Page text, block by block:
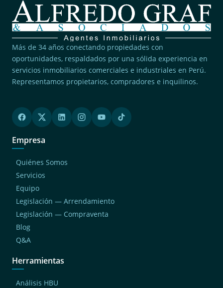
Más de 34 años conectando propiedades con
oportunidades, respaldados por una sólida experiencia en
servicios inmobiliarios comerciales e industriales en Perú.
Representamos propietarios, compradores e inquilinos.
Empresa
Quiénes Somos
Servicios
Equipo
Legislación — Arrendamiento
Legislación — Compraventa
Blog
Q&A
Herramientas
Análisis HBU